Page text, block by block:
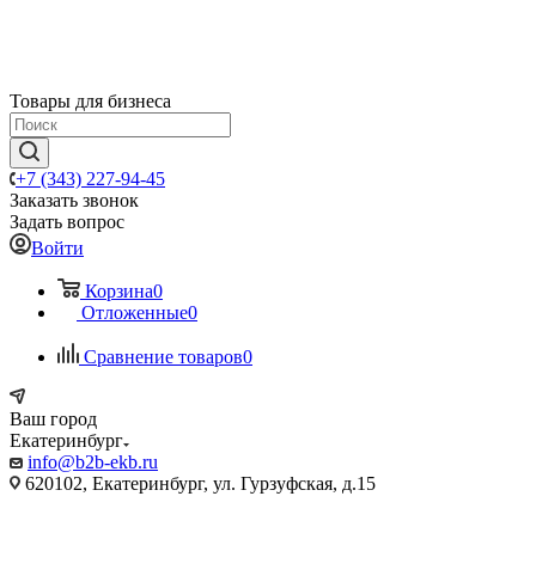
Товары для бизнеса
+7 (343) 227-94-45
Заказать звонок
Задать вопрос
Войти
Корзина0
Отложенные0
Сравнение товаров0
Ваш город
Екатеринбург
info@b2b-ekb.ru
620102, Екатеринбург, ул. Гурзуфская, д.15